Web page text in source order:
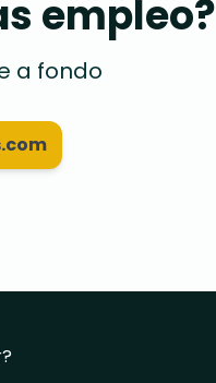
empleo?
a fondo